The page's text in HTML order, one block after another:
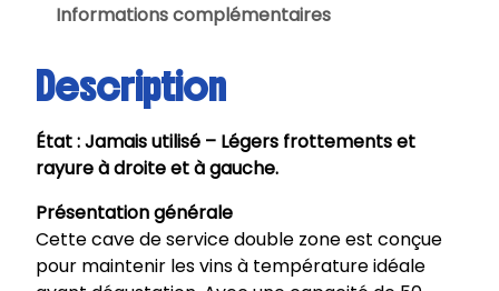
Informations complémentaires
Description
État : Jamais utilisé – Légers frottements et
rayure à droite et à gauche.
Présentation générale
Cette cave de service double zone est conçue
pour maintenir les vins à température idéale